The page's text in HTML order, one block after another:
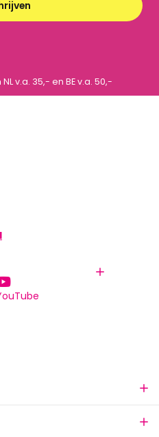
NL v.a. 35,- en BE v.a. 50,-